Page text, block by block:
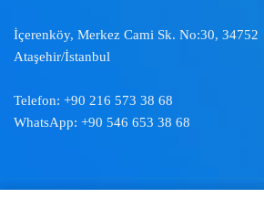
İçerenköy, Merkez Cami Sk. No:30, 34752
Ataşehir/İstanbul
Telefon: +90 216 573 38 68
WhatsApp: +90 546 653 38 68